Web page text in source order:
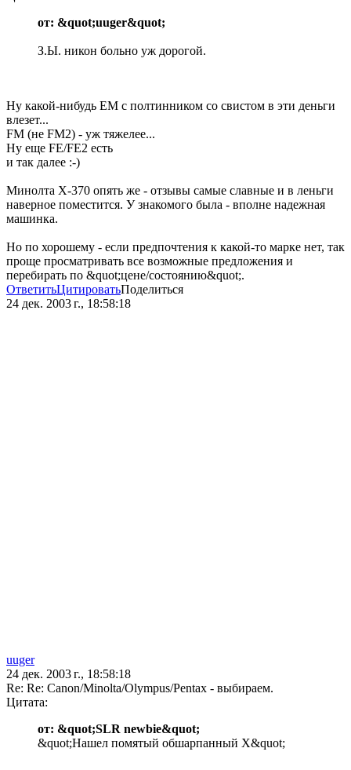
от: &quot;uuger&quot;
З.Ы. никон больно уж дорогой.
Ну какой-нибудь EM с полтинником со свистом в эти деньги
влезет...
FM (не FM2) - уж тяжелее...
Ну еще FE/FE2 есть
и так далее :-)
Минолта X-370 опять же - отзывы самые славные и в леньги
наверное поместится. У знакомого была - вполне надежная
машинка.
Но по хорошему - если предпочтения к какой-то марке нет, так
проще просматривать все возможные предложения и
перебирать по &quot;цене/состоянию&quot;.
ОтветитьЦитироватьПоделиться
24 дек. 2003 г., 18:58:18
uuger
24 дек. 2003 г., 18:58:18
Re: Re: Canon/Minolta/Olympus/Pentax - выбираем.
Цитата:
от: &quot;SLR newbie&quot;
&quot;Нашел помятый обшарпанный X&quot;